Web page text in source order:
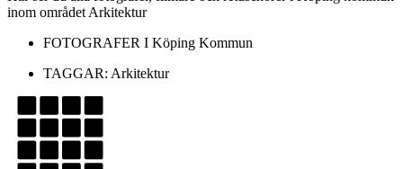
inom området Arkitektur
FOTOGRAFER I Köping Kommun
TAGGAR: Arkitektur